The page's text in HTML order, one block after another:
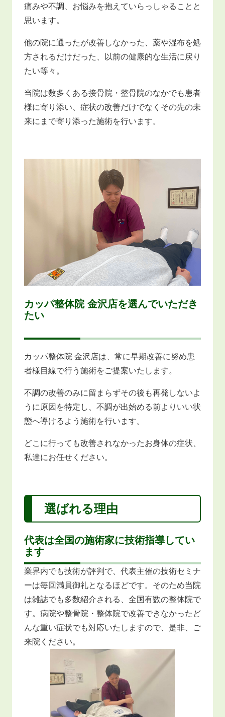
痛みや不調、お悩みを抱えていらっしゃることと
思います。
他の院に通ったが改善しなかった、薬や湿布を処
方されるだけだった、以前の健康的な生活に戻り
たい等々。
当院は数多くある接骨院・整骨院のなかでも患者
様に寄り添い、症状の改善だけでなくその先の未
来にまで寄り添った施術を行います。
カッパ整体院 金沢店を選んでいただき
たい
カッパ整体院 金沢店は、常に早期改善に努め患
者様目線で行う施術をご提案いたします。
不調の改善のみに留まらずその後も再発しないよ
うに原因を特定し、不調が出始める前よりいい状
態へ導けるよう施術を行います。
どこに行っても改善されなかったお身体の症状、
私達にお任せください。
選ばれる理由
代表は全国の施術家に技術指導してい
ます
業界内でも技術が評判で、代表主催の技術セミナ
ーは毎回満員御礼となるほどです。そのため当院
は雑誌でも多数紹介される、全国有数の整体院で
す。病院や整骨院・整体院で改善できなかったど
んな重い症状でも対応いたしますので、是非、ご
来院ください。